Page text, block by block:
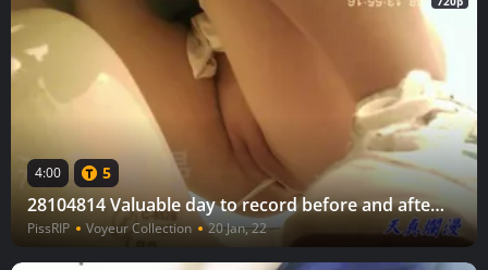
4:00 5
28104814 Valuable day to record before and after Tournament Toilet check vol.26
PissRIP Voyeur Collection 20 Jan, 22